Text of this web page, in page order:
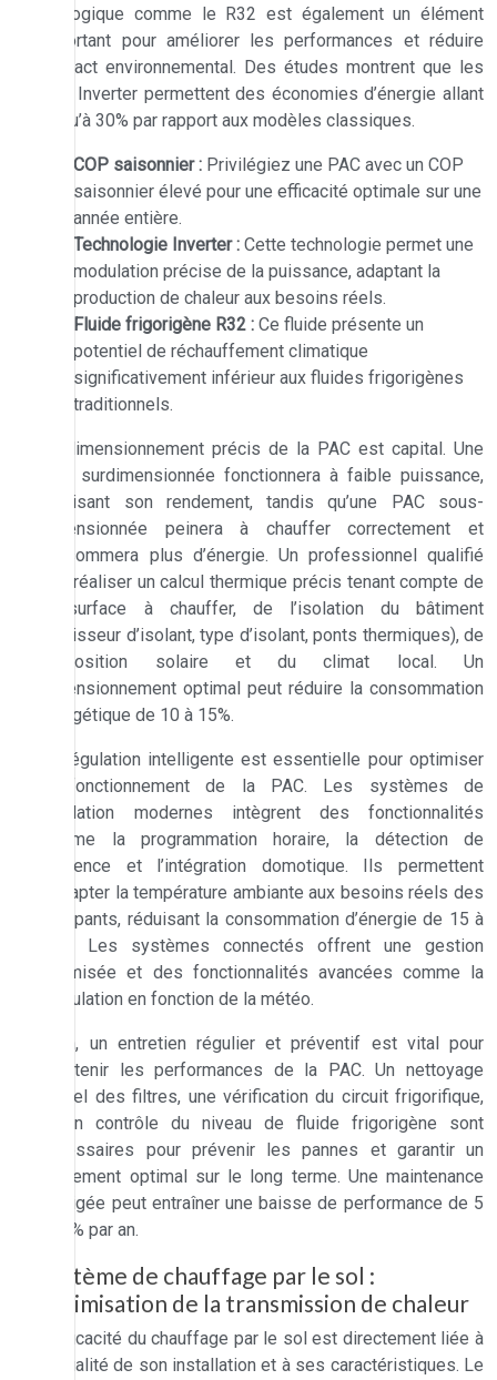
écologique comme le R32 est également un élément
important pour améliorer les performances et réduire
l’impact environnemental. Des études montrent que les
PAC Inverter permettent des économies d’énergie allant
jusqu’à 30% par rapport aux modèles classiques.
COP saisonnier : Privilégiez une PAC avec un COP
saisonnier élevé pour une efficacité optimale sur une
année entière.
Technologie Inverter :Cette technologie permet une
modulation précise de la puissance, adaptant la
production de chaleur aux besoins réels.
Fluide frigorigène R32 :Ce fluide présente un
potentiel de réchauffement climatique
significativement inférieur aux fluides frigorigènes
traditionnels.
Un dimensionnement précis de la PAC est capital. Une
PAC surdimensionnée fonctionnera à faible puissance,
réduisant son rendement, tandis qu’une PAC sous-
dimensionnée peinera à chauffer correctement et
consommera plus d’énergie. Un professionnel qualifié
doit réaliser un calcul thermique précis tenant compte de
la surface à chauffer, de l’isolation du bâtiment
(épaisseur d’isolant, type d’isolant, ponts thermiques), de
l’exposition solaire et du climat local. Un
dimensionnement optimal peut réduire la consommation
énergétique de 10 à 15%.
La régulation intelligente est essentielle pour optimiser
le fonctionnement de la PAC. Les systèmes de
régulation modernes intègrent des fonctionnalités
comme la programmation horaire, la détection de
présence et l’intégration domotique. Ils permettent
d’adapter la température ambiante aux besoins réels des
occupants, réduisant la consommation d’énergie de 15 à
20%. Les systèmes connectés offrent une gestion
optimisée et des fonctionnalités avancées comme la
modulation en fonction de la météo.
Enfin, un entretien régulier et préventif est vital pour
maintenir les performances de la PAC. Un nettoyage
annuel des filtres, une vérification du circuit frigorifique,
et un contrôle du niveau de fluide frigorigène sont
nécessaires pour prévenir les pannes et garantir un
rendement optimal sur le long terme. Une maintenance
négligée peut entraîner une baisse de performance de 5
à 10% par an.
Système de chauffage par le sol :
optimisation de la transmission de chaleur
L’efficacité du chauffage par le sol est directement liée à
la qualité de son installation et à ses caractéristiques. Le